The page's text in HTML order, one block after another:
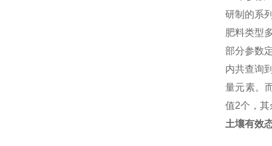
研制的系
肥料类型
部分参数
内共查询
量元素。
值2个，
土壤有效